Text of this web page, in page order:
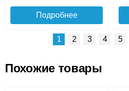
Подробнее
1 2 3 4 5
Похожие товары